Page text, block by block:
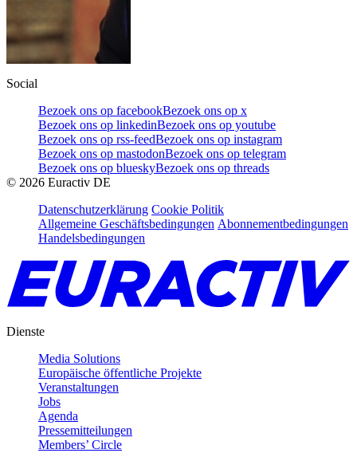
Social
Bezoek ons op facebookBezoek ons op x
Bezoek ons op linkedinBezoek ons op youtube
Bezoek ons op rss-feedBezoek ons op instagram
Bezoek ons op mastodonBezoek ons op telegram
Bezoek ons op blueskyBezoek ons op threads
© 2026 Euractiv DE
Datenschutzerklärung Cookie Politik
Allgemeine Geschäftsbedingungen Abonnementbedingungen
Handelsbedingungen
Dienste
Media Solutions
Europäische öffentliche Projekte
Veranstaltungen
Jobs
Agenda
Pressemitteilungen
Members’ Circle